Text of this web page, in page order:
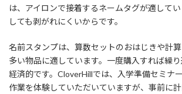
は、アイロンで接着するネームタグが適して
しても剥がれにくいからです。
名前スタンプは、算数セットのおはじきや計
多い物品に適しています。一度購入すれば繰り
経済的です。CloverHillでは、入学準備セミナ
作業を体験していただいていますが、事前に